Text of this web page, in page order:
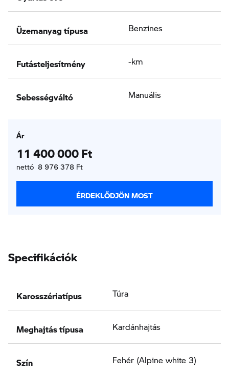
Üzemanyag típusa Benzines
Futásteljesítmény -km
Sebességváltó Manuális
Ár
11 400 000 Ft
nettó 8 976 378 Ft
ÉRDEKLŐDJÖN MOST
Specifikációk
Karosszériatípus Túra
Meghajtás típusa Kardánhajtás
Szín Fehér (Alpine white 3)